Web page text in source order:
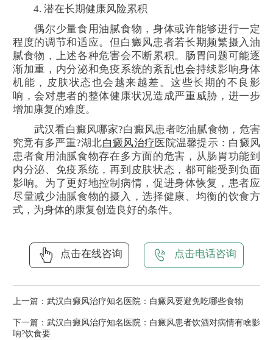
4. 潜在长期健康风险累积
偶尔少量食用油腻食物，身体或许能够进行一定
程度的调节和适应。但白癜风患者若长期频繁摄入油
腻食物，上述各种危害会不断累积。肠胃问题可能逐
渐加重，内分泌和免疫系统的紊乱也会持续影响身体
机能，皮肤状态也会越来越差。这些长期的不良影
响，会对患者的整体健康状况造成严重威胁，进一步
增加康复的难度。
武汉看白癜风哪家?白癜风患者吃油腻食物，危害
究竟有多严重?湖北白癜风治疗医院温馨提示：白癜风
患者食用油腻食物存在多方面的危害，从肠胃功能到
内分泌、免疫系统，再到皮肤状态，都可能受到负面
影响。为了更好地控制病情，促进身体恢复，患者应
尽量减少油腻食物的摄入，选择健康、均衡的饮食方
式，为身体的康复创造良好的条件。
点击在线咨询 点击电话咨询
上一篇： 武汉白癜风治疗知名医院：白癜风要避免吃哪些食物
下一篇： 武汉白癜风治疗知名医院：白癜风患者饮酒对病情有啥影
响?饮食要